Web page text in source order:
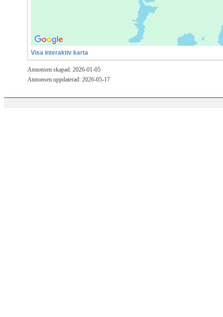
Visa interaktiv karta
Annonsen skapad: 2026-01-05
Annonsen uppdaterad: 2026-05-17